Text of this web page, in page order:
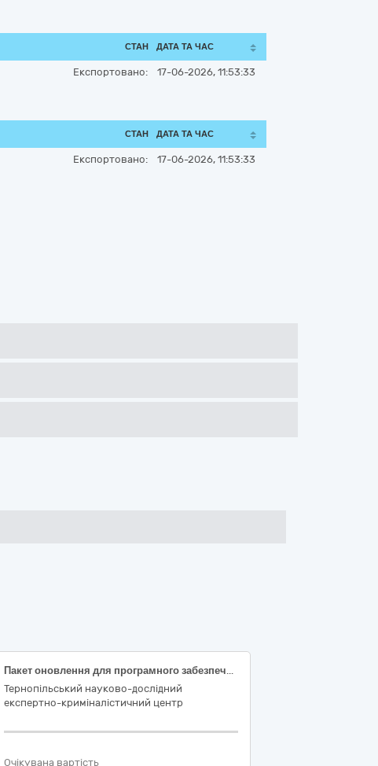
СТАН ДАТА ТА ЧАС
Експортовано: 17-06-2026, 11:53:33
СТАН ДАТА ТА ЧАС
Експортовано: 17-06-2026, 11:53:33
Пакет оновлення для програмного забезпечення «Amped Authenticate»
Тернопільський науково-дослідний
експертно-криміналістичний центр
Очікувана вартість